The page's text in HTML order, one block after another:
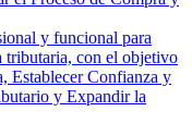
y funcional para
tributaria, con el objetivo
Establecer Confianza y
y Expandir la